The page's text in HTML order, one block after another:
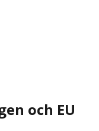
och EU